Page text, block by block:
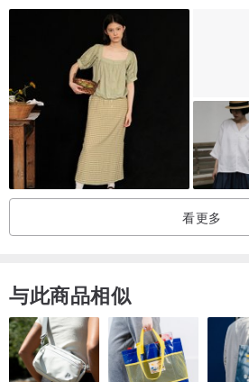
看更多
与此商品相似